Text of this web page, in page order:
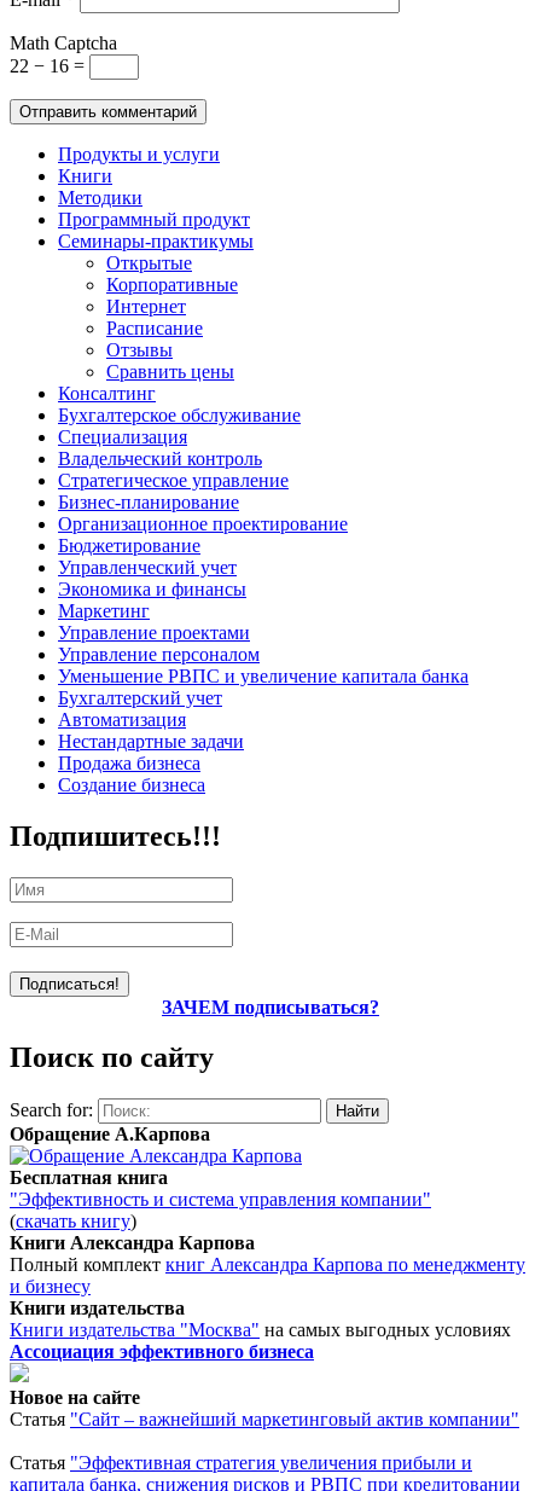
Math Captcha
22 − 16 =
Продукты и услуги
Книги
Методики
Программный продукт
Семинары-практикумы
Открытые
Корпоративные
Интернет
Расписание
Отзывы
Сравнить цены
Консалтинг
Бухгалтерское обслуживание
Специализация
Владельческий контроль
Стратегическое управление
Бизнес-планирование
Организационное проектирование
Бюджетирование
Управленческий учет
Экономика и финансы
Маркетинг
Управление проектами
Управление персоналом
Уменьшение РВПС и увеличение капитала банка
Бухгалтерский учет
Автоматизация
Нестандартные задачи
Продажа бизнеса
Создание бизнеса
Подпишитесь!!!
ЗАЧЕМ подписываться?
Поиск по сайту
Search for:
Обращение А.Карпова
Бесплатная книга
"Эффективность и система управления компании"
(скачать книгу)
Книги Александра Карпова
Полный комплект книг Александра Карпова по менеджменту
и бизнесу
Книги издательства
Книги издательства "Москва" на самых выгодных условиях
Ассоциация эффективного бизнеса
Новое на сайте
Статья "Сайт – важнейший маркетинговый актив компании"
Статья "Эффективная стратегия увеличения прибыли и
капитала банка, снижения рисков и РВПС при кредитовании